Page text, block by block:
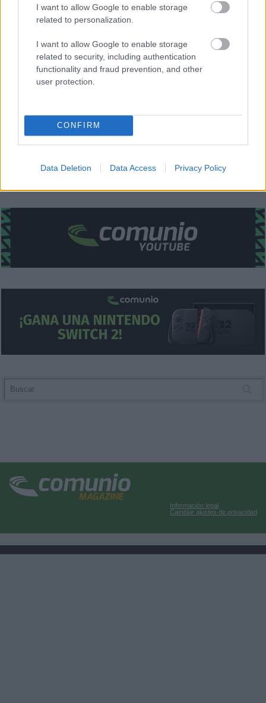
I want to allow Google to enable storage
related to personalization.
I want to allow Google to enable storage
related to security, including authentication
functionality and fraud prevention, and other
user protection.
CONFIRM
Data Deletion Data Access Privacy Policy
rival que ya demostró en el pasado que no se le puede
subestimar. Posteriormente, se enfrentarán a Cabo Verde
(22 de junio) y cerrarán la fase de grupos frente a España
(27 de junio).
Si los de Bielsa hacen los deberes contra dos selecciones
en la última fecha.
¿Aún no juegas a Comunio Euro? Regístrate, ¡gratis!
Información legal
Cambiar ajustes de privacidad